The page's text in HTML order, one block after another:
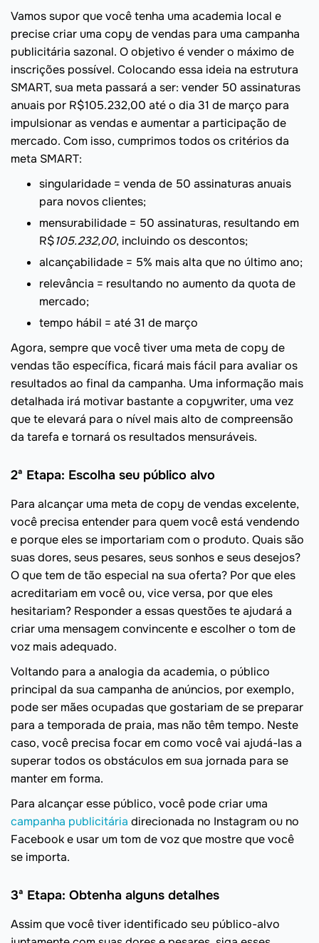
Vamos supor que você tenha uma academia local e
precise criar uma copy de vendas para uma campanha
publicitária sazonal. O objetivo é vender o máximo de
inscrições possível. Colocando essa ideia na estrutura
SMART, sua meta passará a ser: vender 50 assinaturas
anuais por R$105.232,00 até o dia 31 de março para
impulsionar as vendas e aumentar a participação de
mercado. Com isso, cumprimos todos os critérios da
meta SMART:
singularidade = venda de 50 assinaturas anuais
para novos clientes;
mensurabilidade = 50 assinaturas, resultando em
R$105.232,00, incluindo os descontos;
alcançabilidade = 5% mais alta que no último ano;
relevância = resultando no aumento da quota de
mercado;
tempo hábil = até 31 de março
Agora, sempre que você tiver uma meta de copy de
vendas tão específica, ficará mais fácil para avaliar os
resultados ao final da campanha. Uma informação mais
detalhada irá motivar bastante a copywriter, uma vez
que te elevará para o nível mais alto de compreensão
da tarefa e tornará os resultados mensuráveis.
2ª Etapa: Escolha seu público alvo
Para alcançar uma meta de copy de vendas excelente,
você precisa entender para quem você está vendendo
e porque eles se importariam com o produto. Quais são
suas dores, seus pesares, seus sonhos e seus desejos?
O que tem de tão especial na sua oferta? Por que eles
acreditariam em você ou, vice versa, por que eles
hesitariam? Responder a essas questões te ajudará a
criar uma mensagem convincente e escolher o tom de
voz mais adequado.
Voltando para a analogia da academia, o público
principal da sua campanha de anúncios, por exemplo,
pode ser mães ocupadas que gostariam de se preparar
para a temporada de praia, mas não têm tempo. Neste
caso, você precisa focar em como você vai ajudá-las a
superar todos os obstáculos em sua jornada para se
manter em forma.
Para alcançar esse público, você pode criar uma
campanha publicitária direcionada no Instagram ou no
Facebook e usar um tom de voz que mostre que você
se importa.
3ª Etapa: Obtenha alguns detalhes
Assim que você tiver identificado seu público-alvo